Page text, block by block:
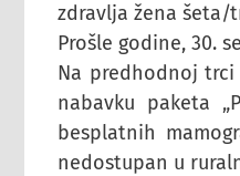
zdravlja žena
Prošle godine, 30.
Na predhodnoj trci
nabavku paketa
besplatnih
nedostupan u